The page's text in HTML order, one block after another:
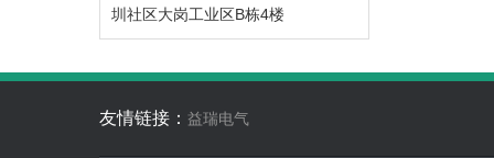
圳社区大岗工业区B栋4楼
友情链接： 益瑞电气